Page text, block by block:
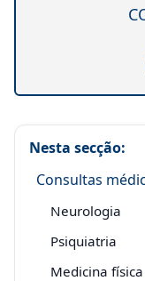
Nesta secção:
Consultas
Neurologia
Psiquiatria
Medicina